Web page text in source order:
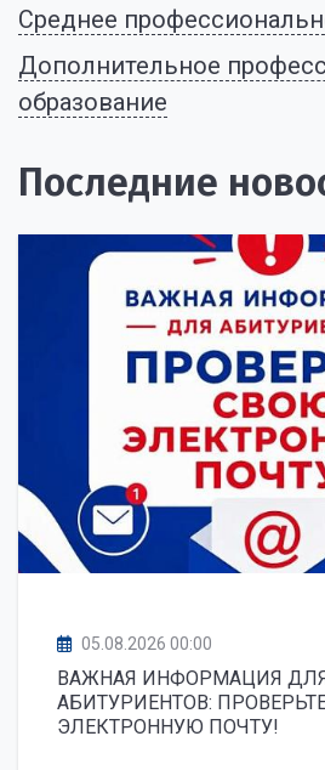
Среднее
Дополнительное
образование
Последние
05.08.2026 00:00
ВАЖНАЯ ИНФОРМАЦИЯ
АБИТУРИЕНТОВ:
ЭЛЕКТРОННУЮ ПОЧТУ!